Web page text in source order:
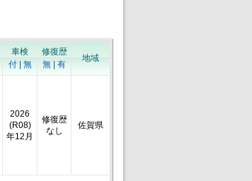
車検
付| 無
修復歴
無
有
地域
2026
(R08)
年12月
修復歴
なし
佐賀県